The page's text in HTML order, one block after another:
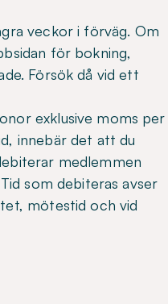
veckor i förväg. Om
för bokning,
Försök då vid ett
exklusive moms per
innebär det att du
medlemmen
som debiteras avser
mötestid och vid